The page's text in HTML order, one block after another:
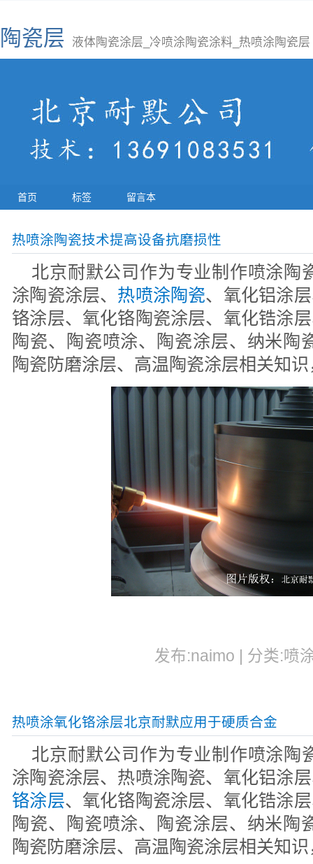
陶瓷层 液体陶瓷涂层_冷喷涂陶瓷涂料_热喷涂陶瓷层
首页 标签 留言本
热喷涂陶瓷技术提高设备抗磨损性
北京耐默公司作为专业制作喷涂陶
涂陶瓷涂层、 热喷涂陶瓷、氧化铝涂
铬涂层、氧化铬陶瓷涂层、氧化锆涂
陶瓷、陶瓷喷涂、陶瓷涂层、纳米陶
陶瓷防磨涂层、高温陶瓷涂层相关知
发布:naimo | 分类:喷
热喷涂氧化铬涂层北京耐默应用于硬质合金
北京耐默公司作为专业制作喷涂陶
涂陶瓷涂层、热喷涂陶瓷、氧化铝涂
铬涂层、氧化铬陶瓷涂层、氧化锆涂
陶瓷、陶瓷喷涂、陶瓷涂层、纳米陶
陶瓷防磨涂层、高温陶瓷涂层相关知